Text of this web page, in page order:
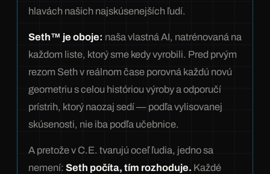
hlavách našich najskúsenejších ľudí.
Seth™ je oboje: naša vlastná AI, natrénovaná na
každom liste, ktorý sme kedy vyrobili. Pred prvým
rezom Seth v reálnom čase porovná každú novú
geometriu s celou históriou výroby a odporučí
prístrih, ktorý naozaj sedí — podľa vylisovanej
skúsenosti, nie iba podľa učebnice.
A pretože v C.E. tvarujú oceľ ľudia, jedno sa
nemení: Seth počíta, tím rozhoduje. Každé